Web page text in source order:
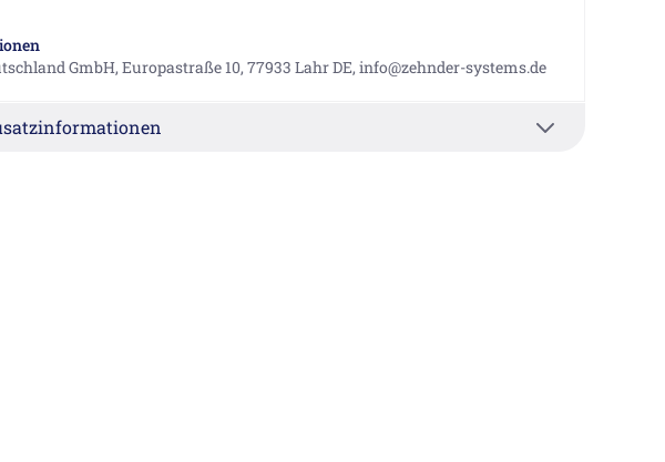
GmbH, Europastraße 10, 77933 Lahr DE, info@zehnder-systems.de